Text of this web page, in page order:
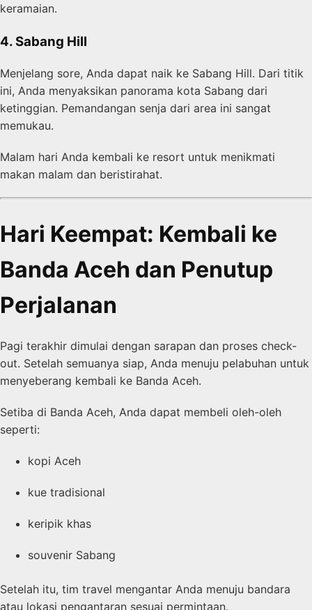
keramaian.
4. Sabang Hill
Menjelang sore, Anda dapat naik ke Sabang Hill. Dari titik
ini, Anda menyaksikan panorama kota Sabang dari
ketinggian. Pemandangan senja dari area ini sangat
memukau.
Malam hari Anda kembali ke resort untuk menikmati
makan malam dan beristirahat.
Hari Keempat: Kembali ke
Banda Aceh dan Penutup
Perjalanan
Pagi terakhir dimulai dengan sarapan dan proses check-
out. Setelah semuanya siap, Anda menuju pelabuhan untuk
menyeberang kembali ke Banda Aceh.
Setiba di Banda Aceh, Anda dapat membeli oleh-oleh
seperti:
kopi Aceh
kue tradisional
keripik khas
souvenir Sabang
Setelah itu, tim travel mengantar Anda menuju bandara
atau lokasi pengantaran sesuai permintaan.